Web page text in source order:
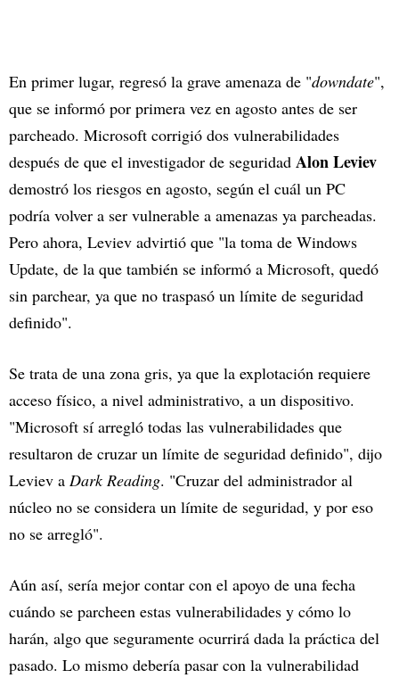
En primer lugar, regresó la grave amenaza de "downdate",
que se informó por primera vez en agosto antes de ser
parcheado. Microsoft corrigió dos vulnerabilidades
después de que el investigador de seguridad Alon Leviev
demostró los riesgos en agosto, según el cuál un PC
podría volver a ser vulnerable a amenazas ya parcheadas.
Pero ahora, Leviev advirtió que "la toma de Windows
Update, de la que también se informó a Microsoft, quedó
sin parchear, ya que no traspasó un límite de seguridad
definido".
Se trata de una zona gris, ya que la explotación requiere
acceso físico, a nivel administrativo, a un dispositivo.
"Microsoft sí arregló todas las vulnerabilidades que
resultaron de cruzar un límite de seguridad definido", dijo
Leviev a Dark Reading. "Cruzar del administrador al
núcleo no se considera un límite de seguridad, y por eso
no se arregló".
Aún así, sería mejor contar con el apoyo de una fecha
cuándo se parcheen estas vulnerabilidades y cómo lo
harán, algo que seguramente ocurrirá dada la práctica del
pasado. Lo mismo debería pasar con la vulnerabilidad